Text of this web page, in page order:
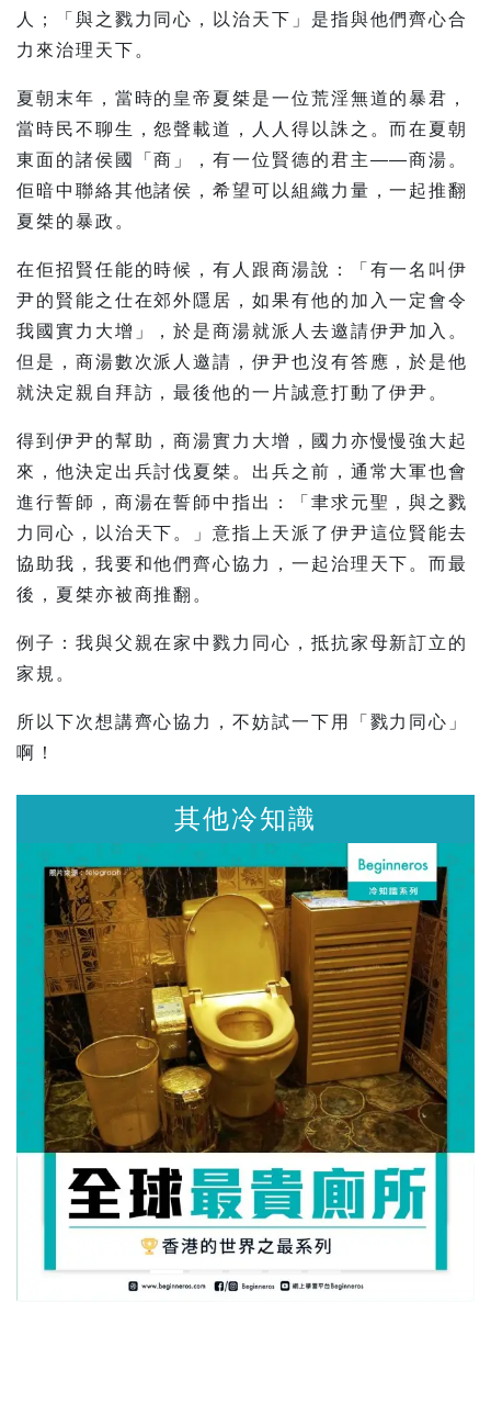
人；「與之戮力同心，以治天下」是指與他們齊心合
力來治理天下。
夏朝末年，當時的皇帝夏桀是一位荒淫無道的暴君，
當時民不聊生，怨聲載道，人人得以誅之。而在夏朝
東面的諸侯國「商」，有一位賢德的君主——商湯。
佢暗中聯絡其他諸侯，希望可以組織力量，一起推翻
夏桀的暴政。
在佢招賢任能的時候，有人跟商湯說：「有一名叫伊
尹的賢能之仕在郊外隱居，如果有他的加入一定會令
我國實力大增」，於是商湯就派人去邀請伊尹加入。
但是，商湯數次派人邀請，伊尹也沒有答應，於是他
就決定親自拜訪，最後他的一片誠意打動了伊尹。
得到伊尹的幫助，商湯實力大增，國力亦慢慢強大起
來，他決定出兵討伐夏桀。出兵之前，通常大軍也會
進行誓師，商湯在誓師中指出：「聿求元聖，與之戮
力同心，以治天下。」意指上天派了伊尹這位賢能去
協助我，我要和他們齊心協力，一起治理天下。而最
後，夏桀亦被商推翻。
例子：我與父親在家中戮力同心，抵抗家母新訂立的
家規。
所以下次想講齊心協力，不妨試一下用「戮力同心」
啊！